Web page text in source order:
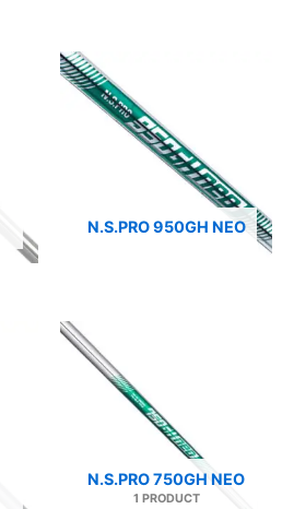
N.S.PRO 950GH NEO
N.S.PRO 750GH NEO
1 PRODUCT